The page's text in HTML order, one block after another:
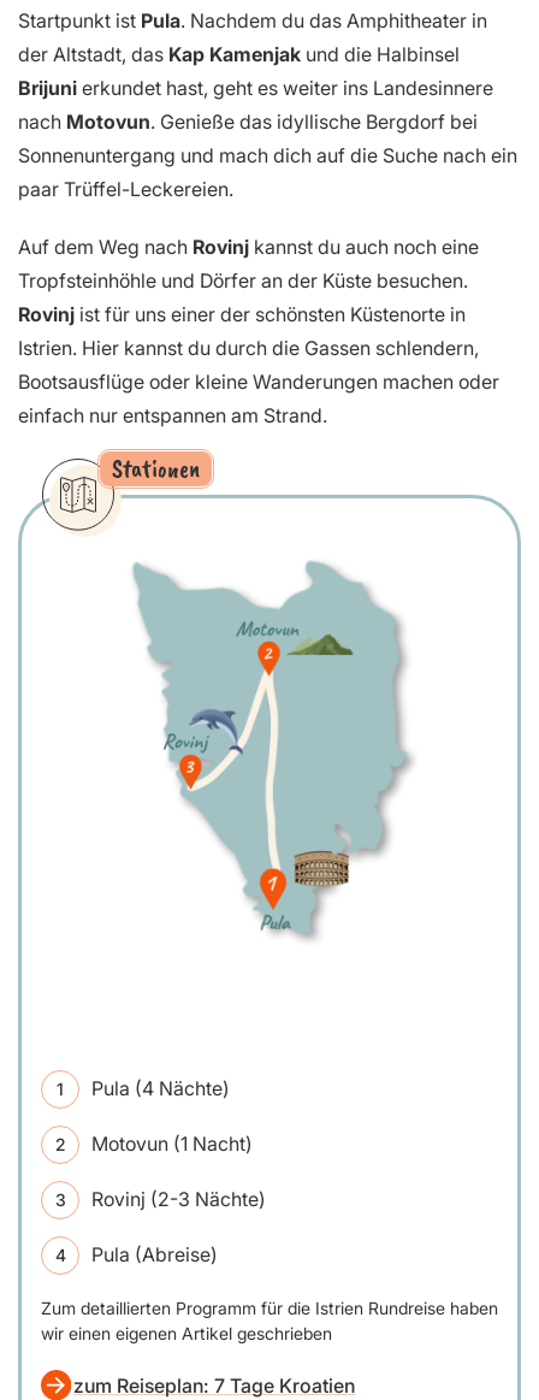
Startpunkt ist Pula. Nachdem du das Amphitheater in
der Altstadt, das Kap Kamenjak und die Halbinsel
Brijuni erkundet hast, geht es weiter ins Landesinnere
nach Motovun. Genieße das idyllische Bergdorf bei
Sonnenuntergang und mach dich auf die Suche nach ein
paar Trüffel-Leckereien.
Auf dem Weg nach Rovinj kannst du auch noch eine
Tropfsteinhöhle und Dörfer an der Küste besuchen.
Rovinj ist für uns einer der schönsten Küstenorte in
Istrien. Hier kannst du durch die Gassen schlendern,
Bootsausflüge oder kleine Wanderungen machen oder
einfach nur entspannen am Strand.
Stationen
Pula (4 Nächte)
Motovun (1 Nacht)
Rovinj (2-3 Nächte)
Pula (Abreise)
Zum detaillierten Programm für die Istrien Rundreise haben
wir einen eigenen Artikel geschrieben
zum Reiseplan: 7 Tage Kroatien